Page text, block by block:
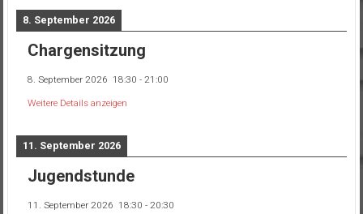
8. September 2026
Chargensitzung
8. September 2026 18:30 - 21:00
Weitere Details anzeigen
11. September 2026
Jugendstunde
11. September 2026 18:30 - 20:30